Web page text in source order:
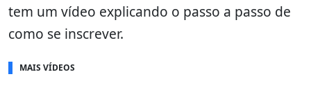
tem um vídeo explicando o passo a passo de
como se inscrever.
MAIS VÍDEOS